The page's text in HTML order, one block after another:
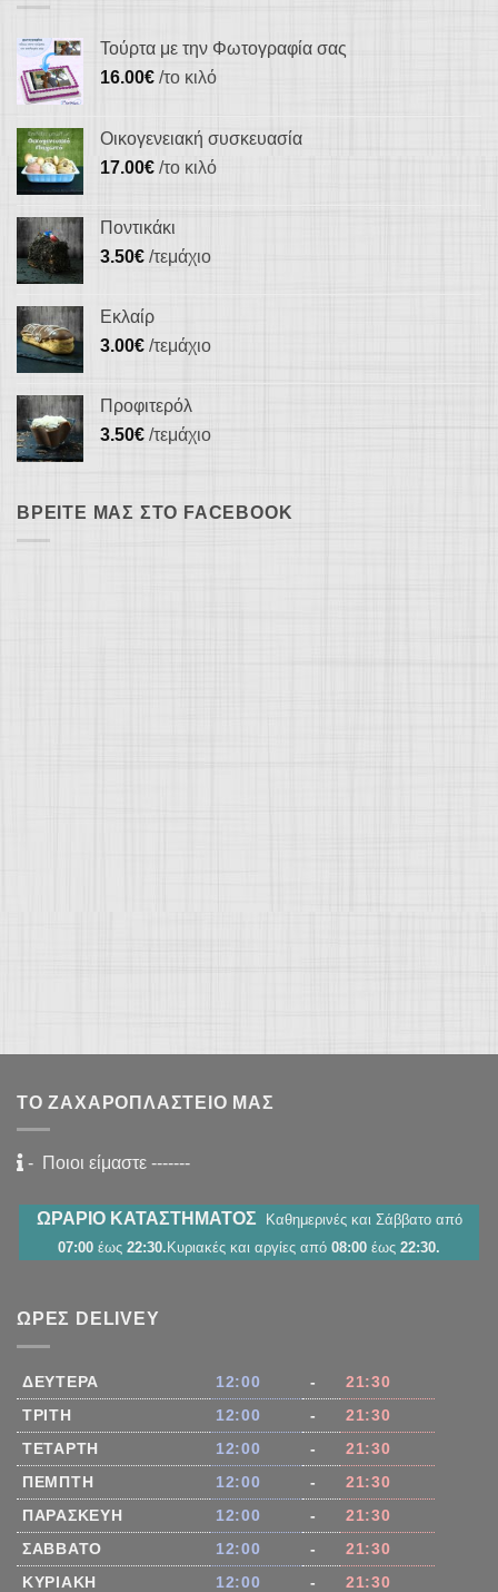
Τούρτα με την Φωτογραφία σας
16.00€ /το κιλό
Οικογενειακή συσκευασία
17.00€ /το κιλό
Ποντικάκι
3.50€ /τεμάχιο
Εκλαίρ
3.00€ /τεμάχιο
Προφιτερόλ
3.50€ /τεμάχιο
ΒΡΕΊΤΕ ΜΑΣ ΣΤΟ FACEBOOK
ΤΟ ΖΑΧΑΡΟΠΛΑΣΤΕΊΟ ΜΑΣ
- Ποιοι είμαστε -------
ΩΡΑΡΙΟ ΚΑΤΑΣΤΗΜΑΤΟΣ
Καθημερινές και Σάββατο από
07:00 έως 22:30. Κυριακές και αργίες από 08:00 έως 22:30.
ΏΡΕΣ DELIVEY
ΔΕΥΤΈΡΑ 12:00 -
21:30
ΤΡΊΤΗ
12:00 -
21:30
ΤΕΤΆΡΤΗ
12:00 -
21:30
ΠΈΜΠΤΗ
12:00 -
21:30
ΠΑΡΑΣΚΕΥΉ
12:00 -
21:30
ΣΆΒΒΑΤΟ
12:00 -
21:30
ΚΥΡΙΑΚΉ
12:00 - 21:30